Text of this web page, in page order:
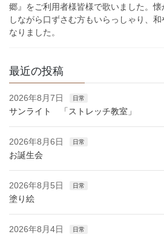
郷』をご利用者様皆様で歌いました。
しながら口ずさむ方もいらっしゃり、
なりました。
最近の投稿
2026年8月7日 日常
サンライト 「ストレッチ教室」
2026年8月6日 日常
お誕生会
2026年8月5日 日常
塗り絵
2026年8月4日 日常